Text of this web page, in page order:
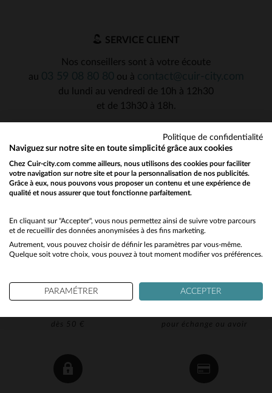
dès 50 €
pour échange ou avoir
SERVICE CLIENT
Nos conseillers sont à votre écoute
au
ou à
du lundi au vendredi de 10h à 12h30
et de 13h30 à 18h.
Would you like to be redirected to our English site?
No
Yes
Politique de confidentialité
Naviguez sur notre site en toute simplicité grâce aux cookies
Chez Cuir-city.com comme ailleurs, nous utilisons des cookies pour faciliter
votre navigation sur notre site et pour la personnalisation de nos publicités.
Grâce à eux, nous pouvons vous proposer un contenu et une expérience de
qualité et nous assurer que tout fonctionne parfaitement.
En cliquant sur "Accepter", vous nous permettez ainsi de suivre votre parcours
et de recueillir des données anonymisées à des fins marketing.
Autrement, vous pouvez choisir de définir les paramètres par vous-même.
Quelque soit votre choix, vous pouvez à tout moment modifier vos préférences.
PARAMÉTRER ACCEPTER